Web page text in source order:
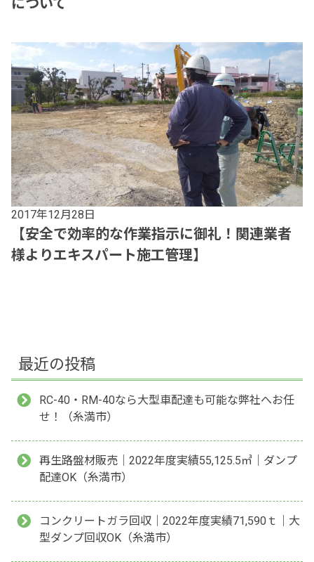
について
2017年12月28日
【安全で効率的な作業指示に御礼！関連業者
様よりエキスパート施工管理】
最近の投稿
RC-40・RM-40なら大型車配達も可能な弊社へお任
せ！（糸満市）
再生路盤材販売｜2022年度実績55,125.5㎥｜ダンプ
配達OK（糸満市）
コンクリートガラ回収｜2022年度実績71,590ｔ｜大
型ダンプ回収OK（糸満市）